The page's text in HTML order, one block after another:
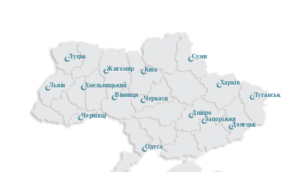
Донецьк
Житомир
Черкаси
Чернівці
Київ
Луганськ
Хмельницький
Луцьк
Дніпро
Одеса
Суми
Вінниця
Запоріжжя
Львів Харків